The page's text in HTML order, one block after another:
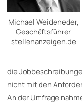
Michael Weideneder,
Geschäftsführer
stellenanzeigen.de
die
nicht mit den
An der Umfrage